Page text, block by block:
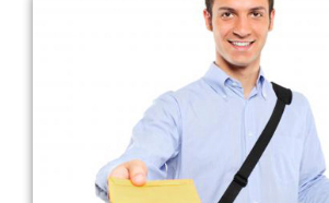
Великий Омеляник
Верхнеднепровск